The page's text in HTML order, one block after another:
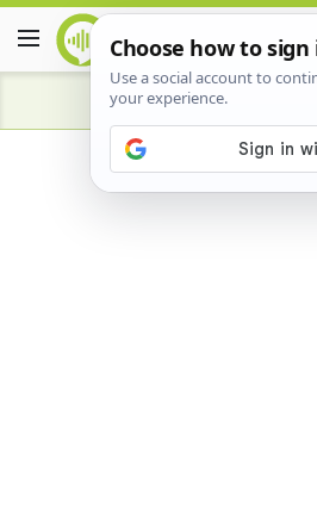
Advertisement